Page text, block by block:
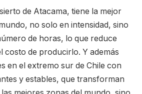
de Atacama, tiene la mejor
no solo en intensidad, sino
de horas, lo que reduce
costo de producirlo. Y además
en el extremo sur de Chile con
y estables, que transforman